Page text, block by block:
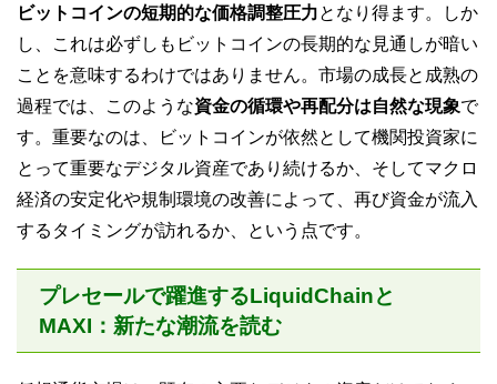
ビットコインの短期的な価格調整圧力となり得ます。しか
し、これは必ずしもビットコインの長期的な見通しが暗い
ことを意味するわけではありません。市場の成長と成熟の
過程では、このような資金の循環や再配分は自然な現象で
す。重要なのは、ビットコインが依然として機関投資家に
とって重要なデジタル資産であり続けるか、そしてマクロ
経済の安定化や規制環境の改善によって、再び資金が流入
するタイミングが訪れるか、という点です。
プレセールで躍進するLiquidChainと
MAXI：新たな潮流を読む